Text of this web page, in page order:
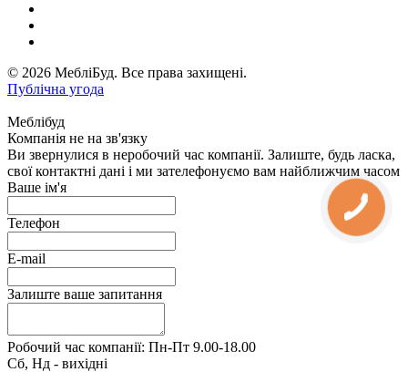
© 2026 МебліБуд. Все права захищені.
Публічна угода
Меблібуд
Компанія не на зв'язку
Ви звернулися в неробочий час компанії. Залиште, будь ласка,
свої контактні дані і ми зателефонуємо вам найближчим часом
Ваше ім'я
Телефон
E-mail
Залиште ваше запитання
Робочий час компанії: Пн-Пт 9.00-18.00
Сб, Нд - вихідні